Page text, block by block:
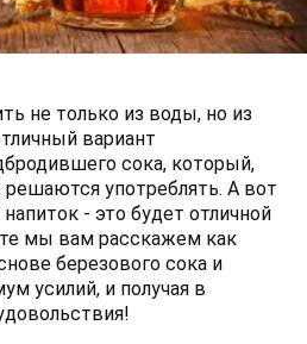
не только из воды, но из
вариант
сока, который,
решаются употреблять. А вот
- это будет отличной
мы вам расскажем как
березового сока и
усилий, и получая в